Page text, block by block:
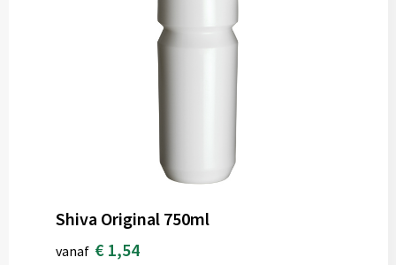
Shiva Original 750ml
vanaf € 1,54